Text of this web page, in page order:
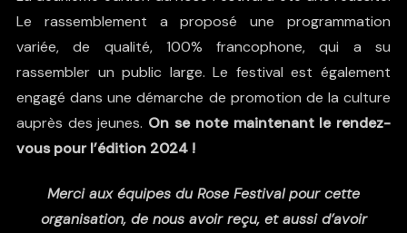
Le rassemblement a proposé une programmation
variée, de qualité, 100% francophone, qui a su
rassembler un public large. Le festival est également
engagé dans une démarche de promotion de la culture
auprès des jeunes. On se note maintenant le rendez-
vous pour l’édition 2024 !
Merci aux équipes du Rose Festival pour cette
organisation, de nous avoir reçu, et aussi d’avoir